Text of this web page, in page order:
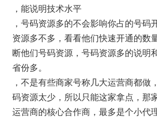
，能说明技术水平
，号码资源多的不会影响你占的号码
资源多不多，看看他们快速开通的数
断他们号码资源，号码资源多的说明
省份多。
，不是有些商家号称几大运营商都做
码资源太少，所以只能这家拿点，那
运营商的核心合作商，最多是个小代